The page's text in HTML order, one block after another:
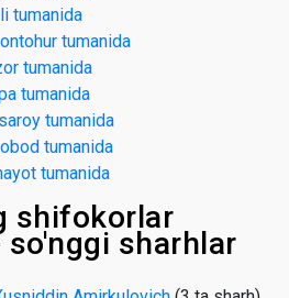
tumanida
tumanida
tumanida
tumanida
tumanida
tumanida
tumanida
shifokorlar
sharhlar